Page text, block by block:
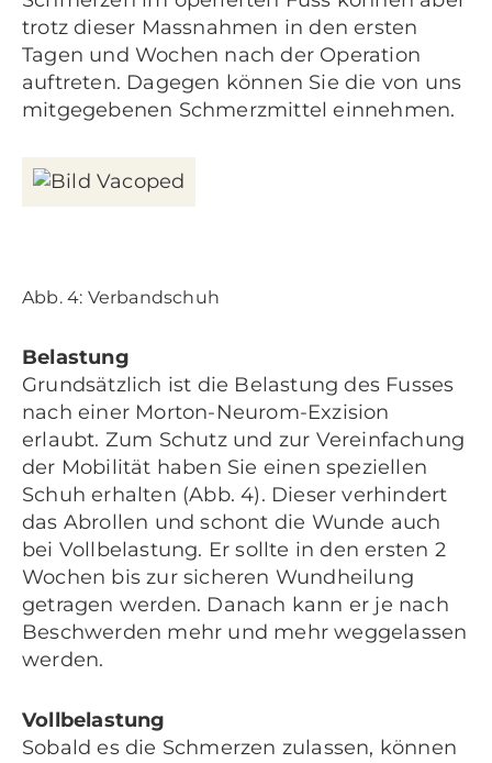
trotz dieser Massnahmen in den ersten
Tagen und Wochen nach der Operation
auftreten. Dagegen können Sie die von uns
mitgegebenen Schmerzmittel einnehmen.
Abb. 4: Verbandschuh
Belastung
Grundsätzlich ist die Belastung des Fusses
nach einer Morton-Neurom-Exzision
erlaubt. Zum Schutz und zur Vereinfachung
der Mobilität haben Sie einen speziellen
Schuh erhalten (Abb. 4). Dieser verhindert
das Abrollen und schont die Wunde auch
bei Vollbelastung. Er sollte in den ersten 2
Wochen bis zur sicheren Wundheilung
getragen werden. Danach kann er je nach
Beschwerden mehr und mehr weggelassen
werden.
Vollbelastung
Sobald es die Schmerzen zulassen, können